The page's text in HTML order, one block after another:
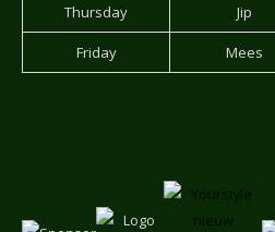
Thursday Jip
Friday Mees